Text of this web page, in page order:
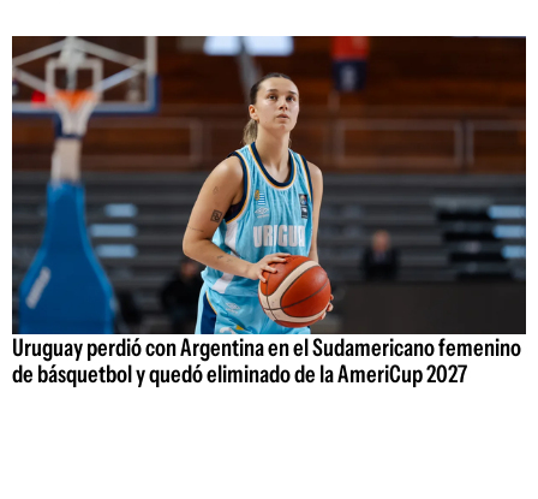
Uruguay perdió con Argentina en el Sudamericano femenino
de básquetbol y quedó eliminado de la AmeriCup 2027